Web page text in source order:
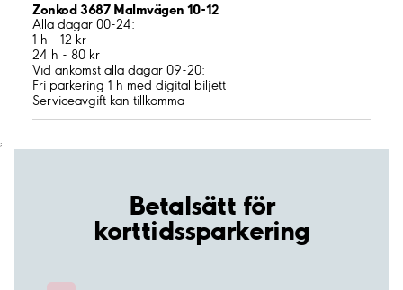
Zonkod 3687 Malmvägen 10-12
Alla dagar 00-24:
1 h - 12 kr
24 h - 80 kr
Vid ankomst alla dagar 09-20:
Fri parkering 1 h med digital biljett
Serviceavgift kan tillkomma
;
Betalsätt för
korttidssparkering